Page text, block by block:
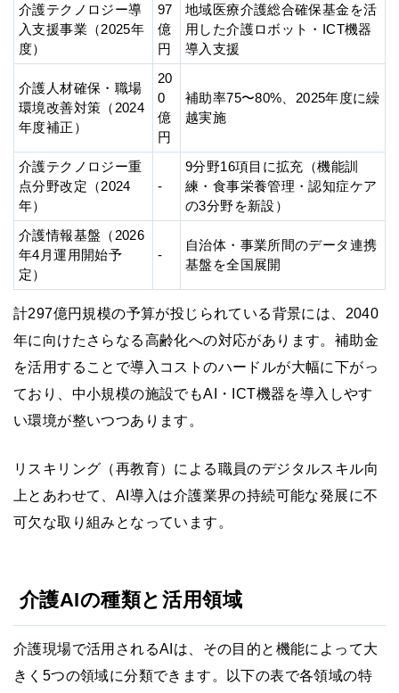
介護テクノロジー導
入支援事業（2025年
度）
97
億
円
地域医療介護総合確保基金を活
用した介護ロボット・ICT機器
導入支援
介護人材確保・職場
環境改善対策（2024
年度補正）
20
0
億
円
補助率75〜80%、2025年度に繰
越実施
介護テクノロジー重
点分野改定（2024
年）
-
9分野16項目に拡充（機能訓
練・食事栄養管理・認知症ケア
の3分野を新設）
介護情報基盤（2026
年4月運用開始予
定）
-
自治体・事業所間のデータ連携
基盤を全国展開
計297億円規模の予算が投じられている背景には、2040
年に向けたさらなる高齢化への対応があります。補助金
を活用することで導入コストのハードルが大幅に下がっ
ており、中小規模の施設でもAI・ICT機器を導入しやす
い環境が整いつつあります。
リスキリング（再教育）による職員のデジタルスキル向
上とあわせて、AI導入は介護業界の持続可能な発展に不
可欠な取り組みとなっています。
介護AIの種類と活用領域
介護現場で活用されるAIは、その目的と機能によって大
きく5つの領域に分類できます。以下の表で各領域の特